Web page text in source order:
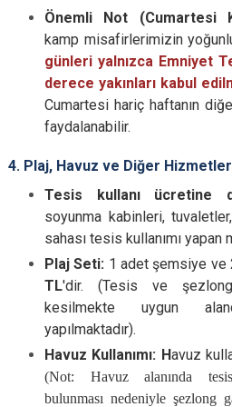
Önemli Not (Cumartesi
kamp misafirlerimizin
günleri yalnızca Emniyet
derece yakınları kabul
Cumartesi hariç haftanın
faydalanabilir.
4. Plaj, Havuz ve Diğer Hizmetler
Tesis kullanı ücretine
soyunma kabinleri,
sahası tesis kullanımı
Plaj Seti: 1 adet şemsiye
TL'dir. (Tesis ve
kesilmekte uygun
yapılmaktadır).
Havuz Kullanımı: Havuz
(Not: Havuz alanında
bulunması nedeniyle şezlong